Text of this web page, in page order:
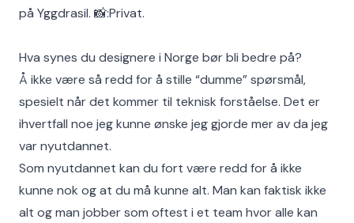
på Yggdrasil. 📸:Privat.
Hva synes du designere i Norge bør bli bedre på?
Å ikke være så redd for å stille “dumme” spørsmål,
spesielt når det kommer til teknisk forståelse. Det er
ihvertfall noe jeg kunne ønske jeg gjorde mer av da jeg
var nyutdannet.
Som nyutdannet kan du fort være redd for å ikke
kunne nok og at du må kunne alt. Man kan faktisk ikke
alt og man jobber som oftest i et team hvor alle kan